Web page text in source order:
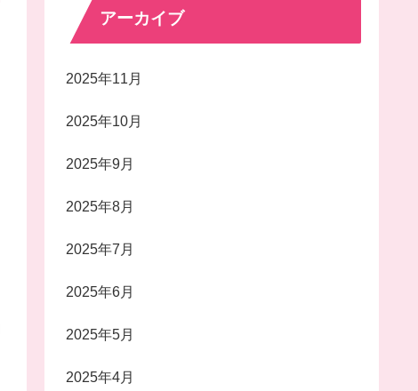
アーカイブ
2025年11月
2025年10月
2025年9月
2025年8月
2025年7月
2025年6月
2025年5月
2025年4月